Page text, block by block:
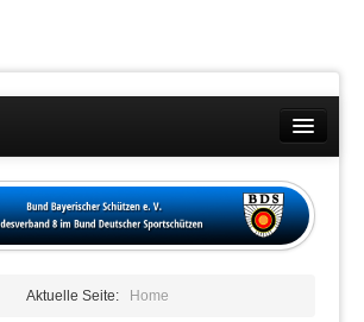
Wettkämpfe
Datenschutzübersicht
Aktuelle Seite: Home